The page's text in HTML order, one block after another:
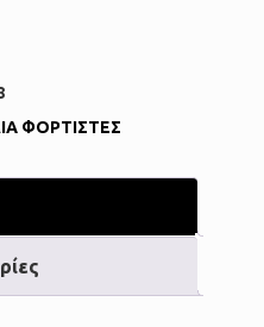
ΦΟΡΤΙΣΤΕΣ